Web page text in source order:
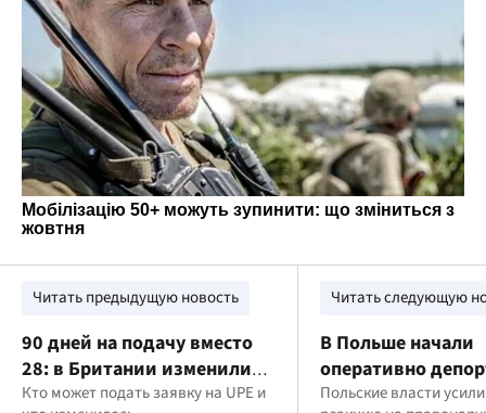
Читать предыдущую новость
90 дней на подачу вместо
28: в Британии изменили
правила продления виз для
Кто может подать заявку на UPE и
Читать следующую
В Польше начали
оперативно
украинцев за
Польские власти